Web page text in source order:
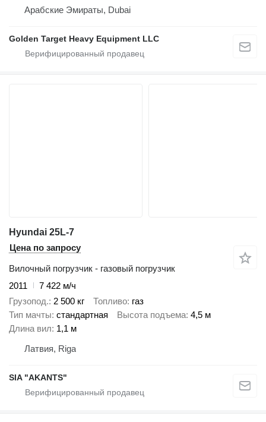
Арабские Эмираты, Dubai
Golden Target Heavy Equipment LLC
Hyundai 25L-7
Цена по запросу
Вилочный погрузчик - газовый погрузчик
2011
7 422 м/ч
Грузопод. 2 500 кг Топливо газ
Тип мачты стандартная Высота подъема 4,5 м
Длина вил 1,1 м
Латвия, Riga
SIA "AKANTS"